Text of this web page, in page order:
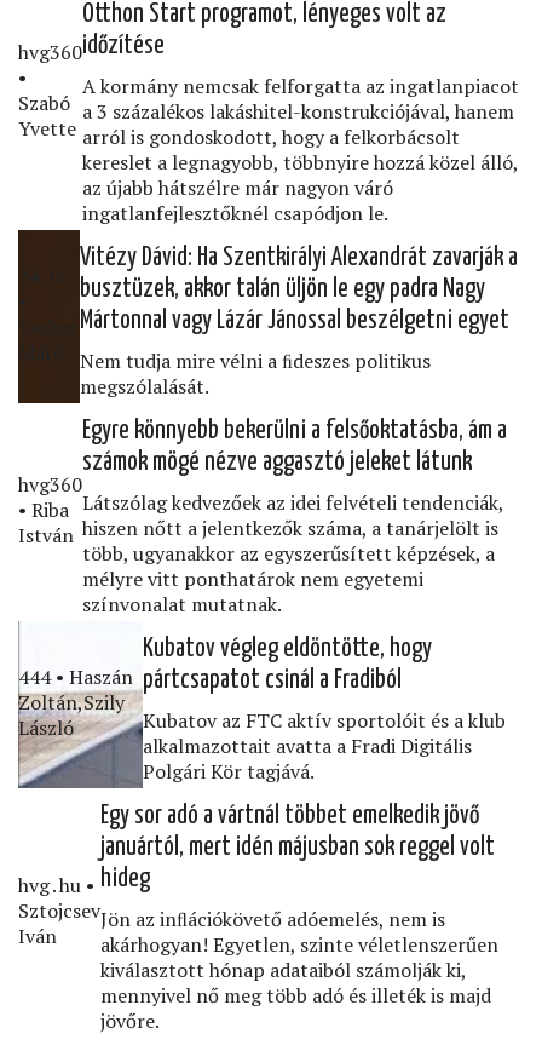
hvg360
•
Szabó
Yvette
Otthon Start programot, lényeges volt az
időzítése
A kormány nemcsak felforgatta az ingatlanpiacot
a 3 százalékos lakáshitel-konstrukciójával, hanem
arról is gondoskodott, hogy a felkorbácsolt
kereslet a legnagyobb, többnyire hozzá közel álló,
az újabb hátszélre már nagyon váró
ingatlanfejlesztőknél csapódjon le.
Vitézy Dávid: Ha Szentkirályi Alexandrát zavarják a
busztüzek, akkor talán üljön le egy padra Nagy
Mártonnal vagy Lázár Jánossal beszélgetni egyet
Nem tudja mire vélni a ﬁdeszes politikus
megszólalását.
hvg360
• Riba
István
Egyre könnyebb bekerülni a felsőoktatásba, ám a
számok mögé nézve aggasztó jeleket látunk
Látszólag kedvezőek az idei felvételi tendenciák,
hiszen nőtt a jelentkezők száma, a tanárjelölt is
több, ugyanakkor az egyszerűsített képzések, a
mélyre vitt ponthatárok nem egyetemi
színvonalat mutatnak.
444 • Haszán
Zoltán,Szily
László
Kubatov végleg eldöntötte, hogy
pártcsapatot csinál a Fradiból
Kubatov az FTC aktív sportolóit és a klub
alkalmazottait avatta a Fradi Digitális
Polgári Kör tagjává.
hvg․hu •
Sztojcsev
Iván
Egy sor adó a vártnál többet emelkedik jövő
januártól, mert idén májusban sok reggel volt
hideg
Jön az inﬂációkövető adóemelés, nem is
akárhogyan! Egyetlen, szinte véletlenszerűen
kiválasztott hónap adataiból számolják ki,
mennyivel nő meg több adó és illeték is majd
jövőre.